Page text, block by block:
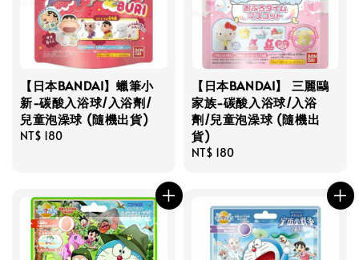
【日本BANDAI】蠟筆小
新-碳酸入浴球/入浴劑/
兒童泡澡球 (隨機出貨)
Regular
NT$ 180
【日本BANDAI】 三麗鷗
家族-碳酸入浴球/入浴
劑/兒童泡澡球 (隨機出
貨)
Regular
NT$ 180